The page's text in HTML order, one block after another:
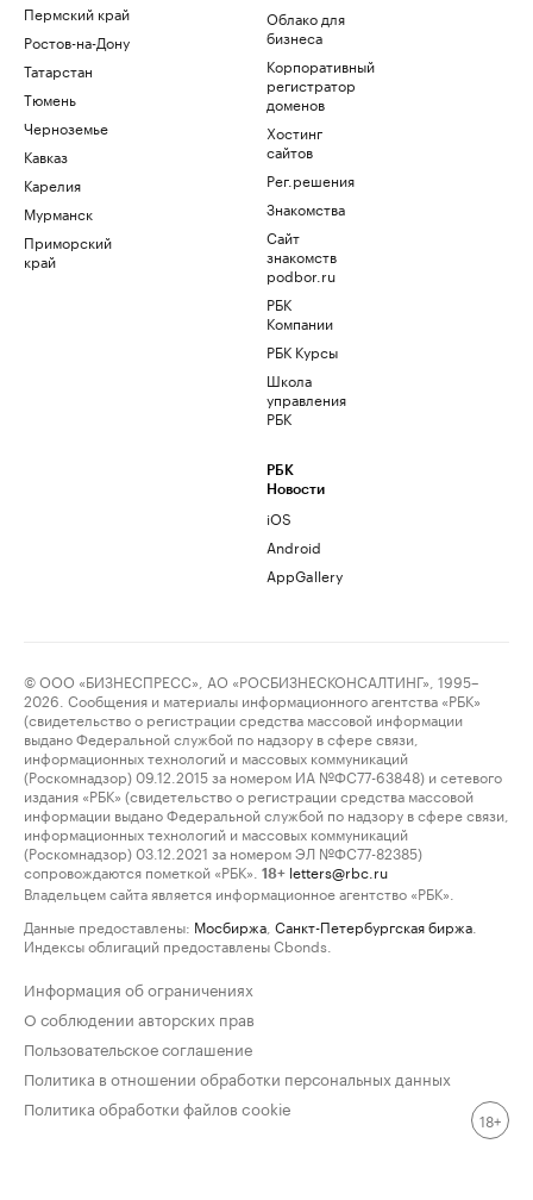
Пермский край
Ростов-на-Дону
Татарстан
Тюмень
Черноземье
Кавказ
Карелия
Мурманск
Приморский
край
Облако для
бизнеса
Корпоративный
регистратор
доменов
Хостинг
сайтов
Рег.решения
Знакомства
Сайт
знакомств
podbor.ru
РБК
Компании
РБК Курсы
Школа
управления
РБК
РБК
Новости
iOS
Android
AppGallery
© ООО «БИЗНЕСПРЕСС», АО «РОСБИЗНЕСКОНСАЛТИНГ», 1995–
2026. Сообщения и материалы информационного агентства «РБК»
(свидетельство о регистрации средства массовой информации
выдано Федеральной службой по надзору в сфере связи,
информационных технологий и массовых коммуникаций
(Роскомнадзор) 09.12.2015 за номером ИА №ФС77-63848) и сетевого
издания «РБК» (свидетельство о регистрации средства массовой
информации выдано Федеральной службой по надзору в сфере связи,
информационных технологий и массовых коммуникаций
(Роскомнадзор) 03.12.2021 за номером ЭЛ №ФС77-82385)
сопровождаются пометкой «РБК».
18+ letters@rbc.ru
Владельцем сайта является информационное агентство «РБК».
Данные предоставлены: Мосбиржа Санкт-Петербургская биржа
Индексы облигаций предоставлены Cbonds.
Информация об ограничениях
О соблюдении авторских прав
Пользовательское соглашение
Политика в отношении обработки персональных данных
Политика обработки файлов cookie
18+